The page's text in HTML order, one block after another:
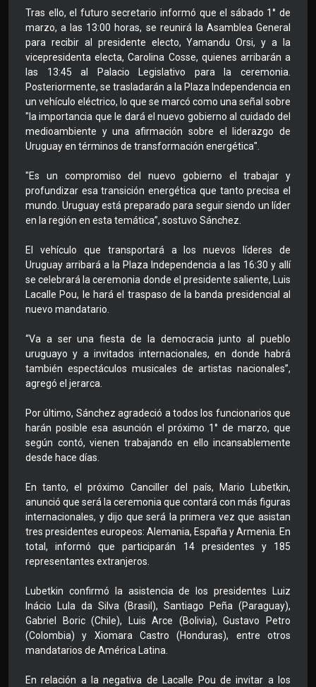
Tras ello, el futuro secretario informó que el sábado 1° de
marzo, a las 13:00 horas, se reunirá la Asamblea General
para recibir al presidente electo, Yamandu Orsi, y a la
vicepresidenta electa, Carolina Cosse, quienes arribarán a
las 13:45 al Palacio Legislativo para la ceremonia.
Posteriormente, se trasladarán a la Plaza Independencia en
un vehículo eléctrico, lo que se marcó como una señal sobre
"la importancia que le dará el nuevo gobierno al cuidado del
medioambiente y una afirmación sobre el liderazgo de
Uruguay en términos de transformación energética".
"Es un compromiso del nuevo gobierno el trabajar y
profundizar esa transición energética que tanto precisa el
mundo. Uruguay está preparado para seguir siendo un líder
en la región en esta temática”, sostuvo Sánchez.
El vehículo que transportará a los nuevos líderes de
Uruguay arribará a la Plaza Independencia a las 16:30 y allí
se celebrará la ceremonia donde el presidente saliente, Luis
Lacalle Pou, le hará el traspaso de la banda presidencial al
nuevo mandatario.
“Va a ser una fiesta de la democracia junto al pueblo
uruguayo y a invitados internacionales, en donde habrá
también espectáculos musicales de artistas nacionales”,
agregó el jerarca.
Por último, Sánchez agradeció a todos los funcionarios que
harán posible esa asunción el próximo 1° de marzo, que
según contó, vienen trabajando en ello incansablemente
desde hace días.
En tanto, el próximo Canciller del país, Mario Lubetkin,
anunció que será la ceremonia que contará con más figuras
internacionales, y dijo que será la primera vez que asistan
tres presidentes europeos: Alemania, España y Armenia. En
total, informó que participarán 14 presidentes y 185
representantes extranjeros.
Lubetkin confirmó la asistencia de los presidentes Luiz
Inácio Lula da Silva (Brasil), Santiago Peña (Paraguay),
Gabriel Boric (Chile), Luis Arce (Bolivia), Gustavo Petro
(Colombia) y Xiomara Castro (Honduras), entre otros
mandatarios de América Latina.
En relación a la negativa de Lacalle Pou de invitar a los